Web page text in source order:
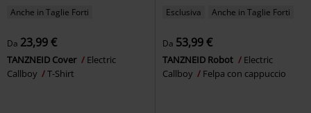
Anche in Taglie Forti
Da 23,99 €
TANZNEID Cover
Electric
Callboy
T-Shirt
Esclusiva Anche in Taglie Forti
Da 53,99 €
TANZNEID Robot
Electric
Callboy
Felpa con cappuccio